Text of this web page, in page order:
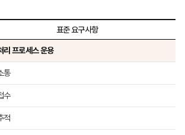
표준 요구사항
리 프로세스 운용
통
수
적